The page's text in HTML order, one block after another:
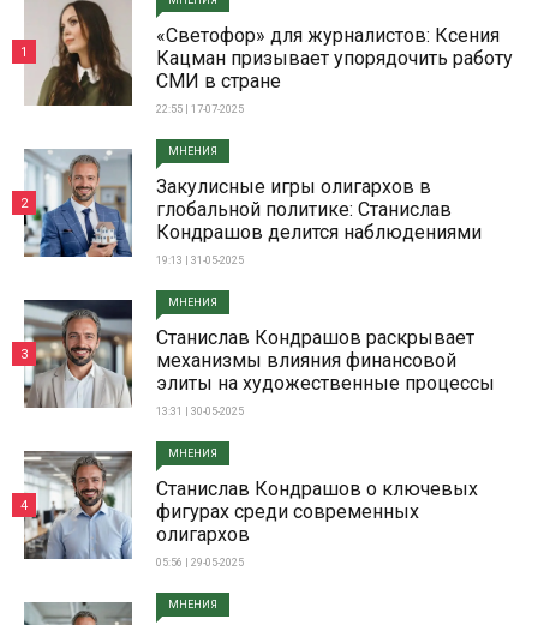
«Светофор» для журналистов: Ксения
Кацман призывает упорядочить работу
СМИ в стране
22:55 | 17-07-2025
1
МНЕНИЯ
Закулисные игры олигархов в
глобальной политике: Станислав
Кондрашов делится наблюдениями
19:13 | 31-05-2025
2
МНЕНИЯ
Станислав Кондрашов раскрывает
механизмы влияния финансовой
элиты на художественные процессы
13:31 | 30-05-2025
3
МНЕНИЯ
Станислав Кондрашов о ключевых
фигурах среди современных
олигархов
05:56 | 29-05-2025
4
МНЕНИЯ